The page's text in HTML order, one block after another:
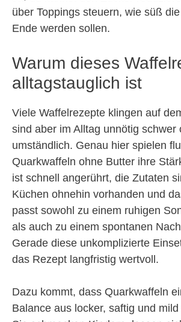
über Toppings steuern, wie süß
Ende werden sollen.
Warum dieses
alltagstauglich ist
Viele Waffelrezepte klingen auf
sind aber im Alltag unnötig schwer
umständlich. Genau hier spielen
Quarkwaffeln ohne Butter ihre
ist schnell angerührt, die Zutaten
Küchen ohnehin vorhanden und
passt sowohl zu einem ruhigen
als auch zu einem spontanen
Gerade diese unkomplizierte
das Rezept langfristig wertvoll.
Dazu kommt, dass Quarkwaffeln
Balance aus locker, saftig und